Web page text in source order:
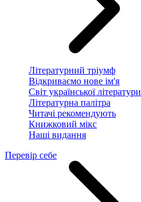
Літературний тріумф
Відкриваємо нове ім'я
Світ української літератури
Літературна палітра
Читачі рекомендують
Книжковий мікс
Наші видання
Перевір себе